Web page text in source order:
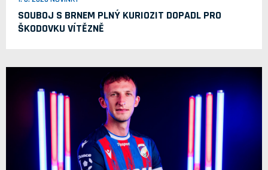
SOUBOJ S BRNEM PLNÝ KURIOZIT DOPADL PRO
ŠKODOVKU VÍTĚZNĚ